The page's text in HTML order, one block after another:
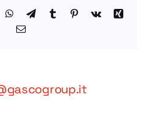
WhatsApp
TelegramTumblr Pinterest
Vk
Xing
Email